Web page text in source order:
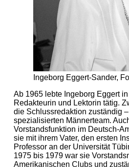
Ingeborg Eggert-Sander,
Ab 1965 lebte Ingeborg Eggert
Redakteurin und Lektorin tätig.
die Schlussredaktion zuständig
spezialisierten Männerteam.
Vorstandsfunktion im Deutsch-
sie mit ihrem Vater, den ersten
Professor an der Universität
1975 bis 1979 war sie
Amerikanischen Clubs und